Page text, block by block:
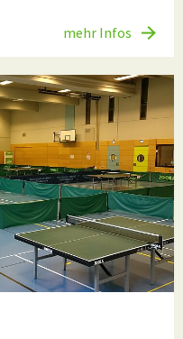
mehr Infos